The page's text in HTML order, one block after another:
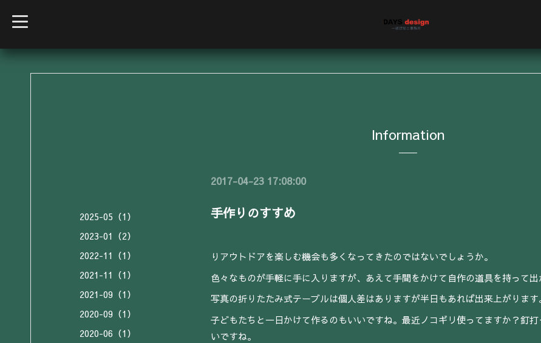
t
o
Information
2017-04-23 17:08:00
手作りのすすめ
りアウトドアを楽しむ機会も多くなってきたのではないでしょうか。
色々なものが手軽に手に入りますが、あえて手間をかけて自作の道具を持って出
写真の折りたたみ式テーブルは個人差はありますが半日もあれば出来上がります
子どもたちと一日かけて作るのもいいですね。最近ノコギリ使ってますか？釘
いですね。
2025-05（1）
2023-01（2）
2022-11（1）
2021-11（1）
2021-09（1）
2020-09（1）
2020-06（1）